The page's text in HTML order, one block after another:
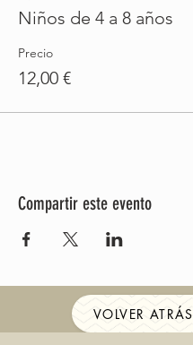
Niños de 4 a 8 años
Precio
12,00 €
Compartir este evento
VOLVER ATRÁS